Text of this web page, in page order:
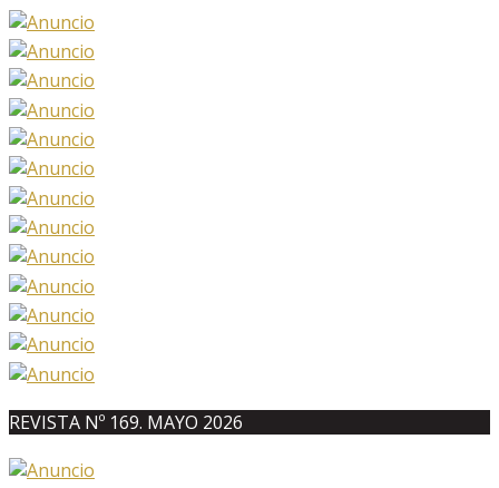
REVISTA Nº 169. MAYO 2026